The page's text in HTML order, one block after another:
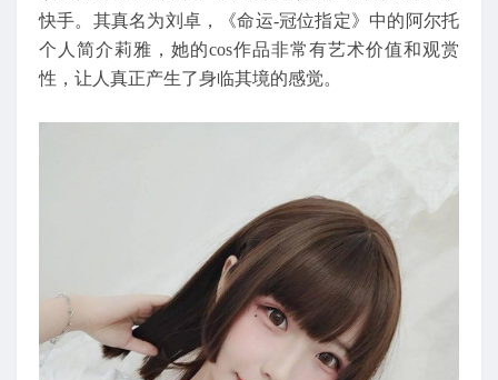
快手。其真名为刘卓，《命运-冠位指定》中的阿尔托
个人简介莉雅，她的cos作品非常有艺术价值和观赏
性，让人真正产生了身临其境的感觉。